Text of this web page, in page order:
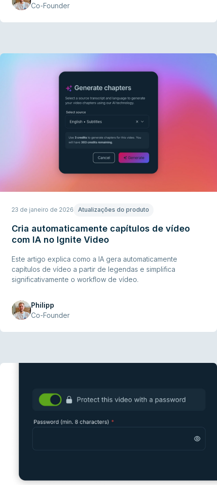
Co-Founder
23 de janeiro de 2026 Atualizações do produto
Cria automaticamente capítulos de vídeo
com IA no Ignite Video
Este artigo explica como a IA gera automaticamente
capítulos de vídeo a partir de legendas e simplifica
significativamente o workflow de vídeo.
Philipp
Co-Founder